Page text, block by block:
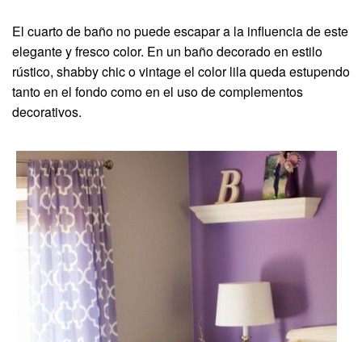
El cuarto de baño no puede escapar a la influencia de este
elegante y fresco color. En un baño decorado en estilo
rústico, shabby chic o vintage el color lila queda estupendo
tanto en el fondo como en el uso de complementos
decorativos.